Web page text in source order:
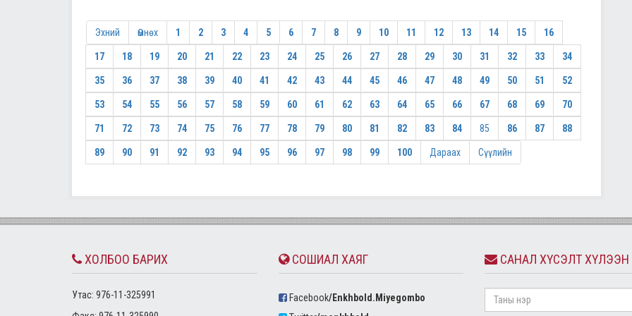
Эхний Өмнөх 1 2 3 4 5 6 7 8 9 10 11 12 13 14 15 16
17 18 19 20 21 22 23 24 25 26 27 28 29 30 31 32 33 34
35 36 37 38 39 40 41 42 43 44 45 46 47 48 49 50 51 52
53 54 55 56 57 58 59 60 61 62 63 64 65 66 67 68 69 70
71 72 73 74 75 76 77 78 79 80 81 82 83 84 85 86 87 88
89 90 91 92 93 94 95 96 97 98 99 100 Дараах Сүүлийн
ХОЛБОО БАРИХ
Утас: 976-11-325991
СОШИАЛ ХАЯГ
Facebook/Enkhbold.Miyegombo
САНАЛ ХҮСЭЛТ ХҮЛЭЭН